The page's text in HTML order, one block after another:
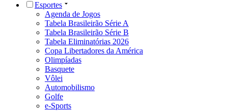
Esportes
Agenda de Jogos
Tabela Brasileirão Série A
Tabela Brasileirão Série B
Tabela Eliminatórias 2026
Copa Libertadores da América
Olimpíadas
Basquete
Vôlei
Automobilismo
Golfe
e-Sports